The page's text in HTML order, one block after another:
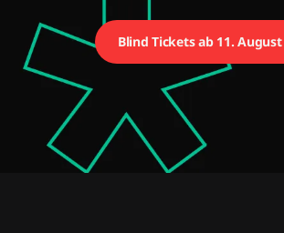
Blind Tickets ab 11. August